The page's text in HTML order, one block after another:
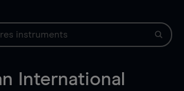
International